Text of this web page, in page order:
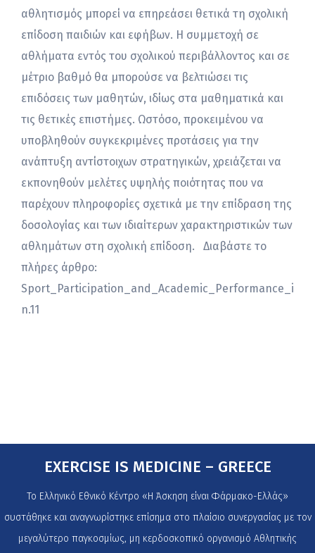
αθλητισμός μπορεί να επηρεάσει θετικά τη σχολική
επίδοση παιδιών και εφήβων. Η συμμετοχή σε
αθλήματα εντός του σχολικού περιβάλλοντος και σε
μέτριο βαθμό θα μπορούσε να βελτιώσει τις
επιδόσεις των μαθητών, ιδίως στα μαθηματικά και
τις θετικές επιστήμες. Ωστόσο, προκειμένου να
υποβληθούν συγκεκριμένες προτάσεις για την
ανάπτυξη αντίστοιχων στρατηγικών, χρειάζεται να
εκπονηθούν μελέτες υψηλής ποιότητας που να
παρέχουν πληροφορίες σχετικά με την επίδραση της
δοσολογίας και των ιδιαίτερων χαρακτηριστικών των
αθλημάτων στη σχολική επίδοση. Διαβάστε το
πλήρες άρθρο:
Sport_Participation_and_Academic_Performance_i
n.11
EXERCISE IS MEDICINE – GREECE
Το Ελληνικό Εθνικό Κέντρο «Η Άσκηση είναι Φάρμακο-Ελλάς»
συστάθηκε και αναγνωρίστηκε επίσημα στο πλαίσιο συνεργασίας με τον
μεγαλύτερο παγκοσμίως, μη κερδοσκοπικό οργανισμό Αθλητικής